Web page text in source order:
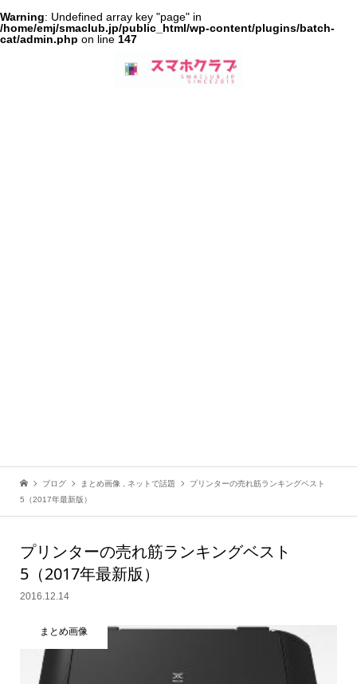
Warning: Undefined array key "page" in
/home/emj/smaclub.jp/public_html/wp-content/plugins/batch-
cat/admin.php on line 147
ブログ まとめ画像 ネットで話題
プリンターの売れ筋ランキングベスト
5（2017年最新版）
プリンターの売れ筋ランキングベスト
5（2017年最新版）
2016.12.14
まとめ画像